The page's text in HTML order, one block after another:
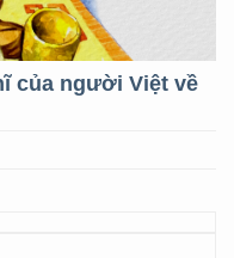
của người Việt về